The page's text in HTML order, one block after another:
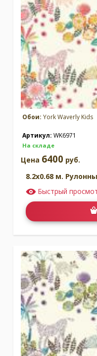
Обои: York Waverly Kids
Артикул: WK6971
На складе
Цена 6400 руб.
8.2x0.68 м.
Быстрый